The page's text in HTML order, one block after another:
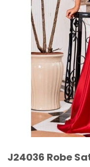
J24036 Robe